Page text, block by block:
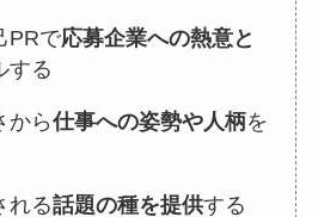
PRで応募企業への熱意と
する
から仕事への姿勢や人柄を
れる話題の種を提供する